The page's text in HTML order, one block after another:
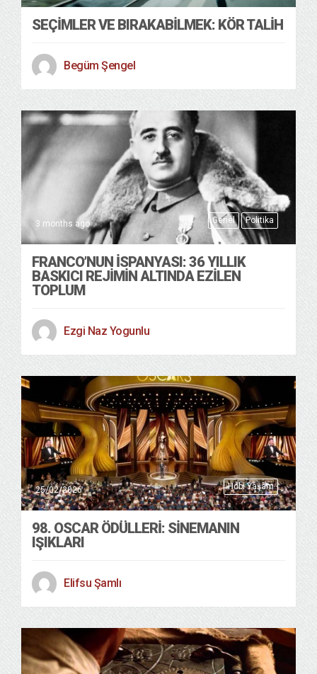
SEÇIMLER VE BIRAKABILMEK: KÖR TALIH
Begüm Şengel
Genel Politika
3 months ago
FRANCO’NUN İSPANYASI: 36 YILLIK
BASKICI REJIMIN ALTINDA EZILEN
TOPLUM
Ezgi Naz Yogunlu
Hobi Yaşam
25/02/2026
98. OSCAR ÖDÜLLERİ: SİNEMANIN
IŞIKLARI
Elifsu Şamlı